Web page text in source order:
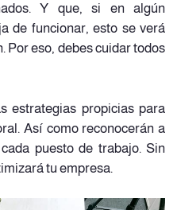
Y que, si en algún
de funcionar, esto se verá
Por eso, debes cuidar todos
estrategias propicias para
Así como reconocerán a
puesto de trabajo. Sin
tu empresa.